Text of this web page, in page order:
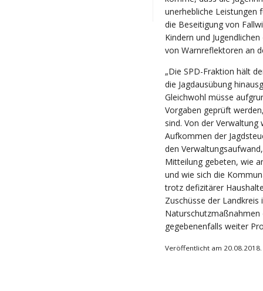
unerhebliche Leistungen
die Beseitigung von
Kindern und
von Warnreflektoren an
„Die SPD-Fraktion hält
die Jagdausübung
Gleichwohl müsse
Vorgaben geprüft
sind. Von der
Aufkommen der
den
Mitteilung gebeten, wie
und wie sich die
trotz defizitärer
Zuschüsse der
Naturschutzmaßnahmen
gegebenenfalls weiter
Veröffentlicht am 20.08.2018.